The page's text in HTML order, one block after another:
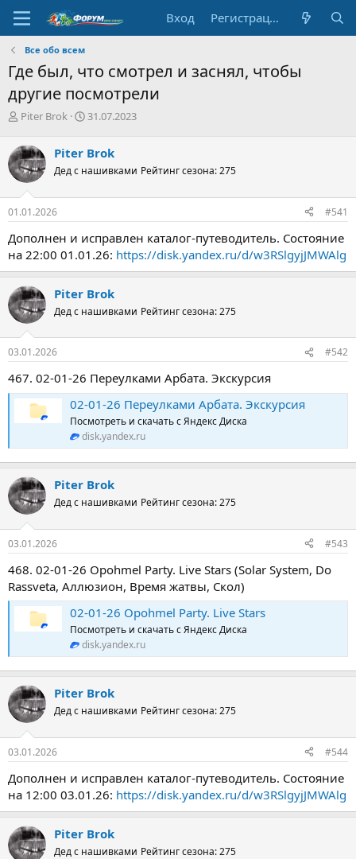
Вход Регистрация
Все обо всем
Где был, что смотрел и заснял, чтобы
другие посмотрели
А
т
о
р
т
е
м
Piter Brok
Д
а
н
ч
а
31.07.2023
Piter Brok
Дед с нашивками Рейтинг сезона: 275
01.01.2026 #541
Дополнен и исправлен каталог-путеводитель. Состояние
на 22:00 01.01.26: https://disk.yandex.ru/d/w3RSlgyjJMWAlg
Piter Brok
Дед с нашивками Рейтинг сезона: 275
03.01.2026 #542
467. 02-01-26 Переулками Арбата. Экскурсия
02-01-26 Переулками Арбата. Экскурсия
Посмотреть и скачать с Яндекс Диска
disk.yandex.ru
Piter Brok
Дед с нашивками Рейтинг сезона: 275
03.01.2026 #543
468. 02-01-26 Opohmel Party. Live Stars (Solar System, Do
Rassveta, Аллюзион, Время жатвы, Скол)
02-01-26 Opohmel Party. Live Stars
Посмотреть и скачать с Яндекс Диска
disk.yandex.ru
Piter Brok
Дед с нашивками Рейтинг сезона: 275
03.01.2026 #544
Дополнен и исправлен каталог-путеводитель. Состояние
на 12:00 03.01.26: https://disk.yandex.ru/d/w3RSlgyjJMWAlg
Piter Brok
Дед с нашивками Рейтинг сезона: 275